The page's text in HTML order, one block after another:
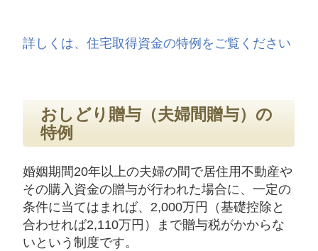
詳しくは、住宅取得資金の特例をご覧ください
おしどり贈与（夫婦間贈与）の
特例
婚姻期間20年以上の夫婦の間で居住用不動産や
その購入資金の贈与が行われた場合に、一定の
条件に当てはまれば、2,000万円（基礎控除と
合わせれば2,110万円）まで贈与税がかからな
いという制度です。